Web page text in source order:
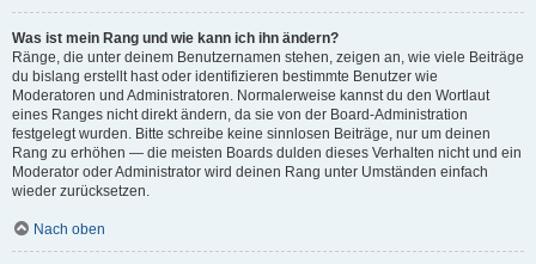
Was ist mein Rang und wie kann ich ihn ändern?
Ränge, die unter deinem Benutzernamen stehen, zeigen an, wie viele Beiträge
du bislang erstellt hast oder identifizieren bestimmte Benutzer wie
Moderatoren und Administratoren. Normalerweise kannst du den Wortlaut
eines Ranges nicht direkt ändern, da sie von der Board-Administration
festgelegt wurden. Bitte schreibe keine sinnlosen Beiträge, nur um deinen
Rang zu erhöhen — die meisten Boards dulden dieses Verhalten nicht und ein
Moderator oder Administrator wird deinen Rang unter Umständen einfach
wieder zurücksetzen.
Nach oben